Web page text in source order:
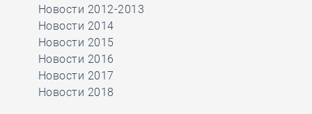
Новости 2012-2013
Новости 2014
Новости 2015
Новости 2016
Новости 2017
Новости 2018